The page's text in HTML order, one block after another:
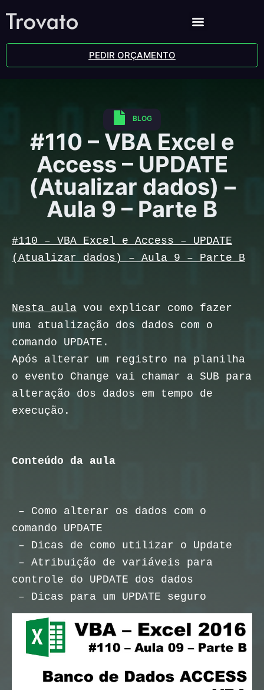
PEDIR ORÇAMENTO
BLOG
#110 – VBA Excel e
Access – UPDATE
(Atualizar dados) –
Aula 9 – Parte B
#110 – VBA Excel e Access – UPDATE
(Atualizar dados) – Aula 9 – Parte B
Nesta aula vou explicar como fazer
uma atualização dos dados com o
comando UPDATE.
Após alterar um registro na planilha
o evento Change vai chamar a SUB para
alteração dos dados em tempo de
execução.
Conteúdo da aula
– Como alterar os dados com o
comando UPDATE
– Dicas de como utilizar o Update
– Atribuição de variáveis para
controle do UPDATE dos dados
– Dicas para um UPDATE seguro